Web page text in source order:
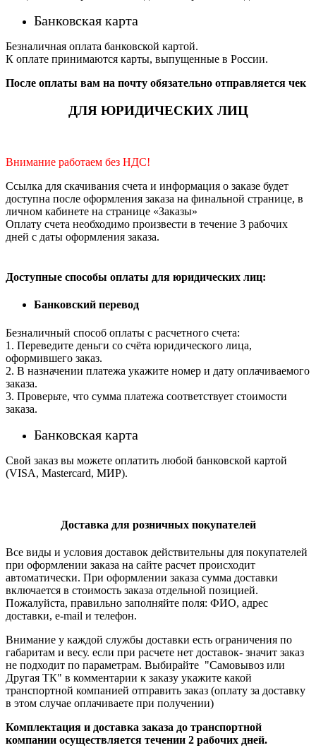
Банковская карта
Безналичная оплата банковской картой.
К оплате принимаются карты, выпущенные в России.
После оплаты вам на почту обязательно отправляется чек
ДЛЯ ЮРИДИЧЕСКИХ ЛИЦ
Внимание работаем без НДС!
Ссылка для скачивания счета и информация о заказе будет
доступна после оформления заказа на финальной странице, в
личном кабинете на странице «Заказы»
Оплату счета необходимо произвести в течение 3 рабочих
дней с даты оформления заказа.
Доступные способы оплаты для юридических лиц:
Банковский перевод
Безналичный способ оплаты с расчетного счета:
1. Переведите деньги со счёта юридического лица,
оформившего заказ.
2. В назначении платежа укажите номер и дату оплачиваемого
заказа.
3. Проверьте, что сумма платежа соответствует стоимости
заказа.
Банковская карта
Свой заказ вы можете оплатить любой банковской картой
(VISA, Mastercard, МИР).
Доставка для розничных покупателей
Все виды и условия доставок действительны для покупателей
при оформлении заказа на сайте расчет происходит
автоматически. При оформлении заказа сумма доставки
включается в стоимость заказа отдельной позицией.
Пожалуйста, правильно заполняйте поля: ФИО, адрес
доставки, e-mail и телефон.
Внимание у каждой службы доставки есть ограничения по
габаритам и весу. если при расчете нет доставок- значит заказ
не подходит по параметрам. Выбирайте "Самовывоз или
Другая ТК" в комментарии к заказу укажите какой
транспортной компанией отправить заказ (оплату за доставку
в этом случае оплачиваете при получении)
Комплектация и доставка заказа до транспортной
компании осуществляется течении 2 рабочих дней.